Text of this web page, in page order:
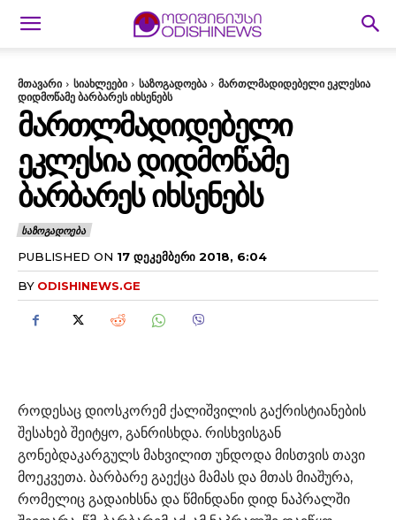
მთავარი სიახლეები საზოგადოება
მართლმადიდებელი ეკლესია
დიდმოწამე ბარბარეს იხსენებს
ᲛᲐᲠᲗᲚᲛᲐᲓᲘᲓᲔᲑᲔᲚᲘ
ᲔᲙᲚᲔᲡᲘᲐ ᲓᲘᲓᲛᲝᲬᲐᲛᲔ
ᲑᲐᲠᲑᲐᲠᲔᲡ ᲘᲮᲡᲔᲜᲔᲑᲡ
ᲡᲐᲖᲝᲒᲐᲓᲝᲔᲑᲐ
PUBLISHED ON 17 ᲓᲔᲙᲔᲛᲑᲔᲠᲘ 2018, 6:04
BY ODISHINEWS.GE
როდესაც დიოსკორემ ქალიშვილის გაქრისტიანების
შესახებ შეიტყო, განრისხდა. რისხვისგან
გონებდაკარგულს მახვილით უნდოდა მისთვის თავი
მოეკვეთა. ბარბარე გაექცა მამას და მთას მიაშურა,
რომელიც გადაიხსნა და წმინდანი დიდ ნაპრალში